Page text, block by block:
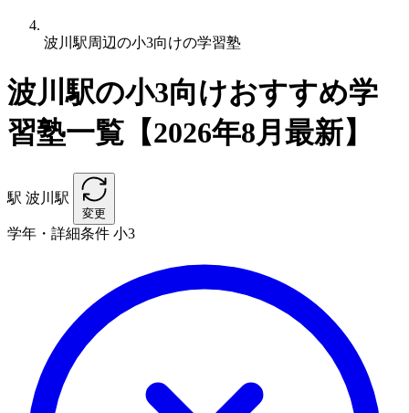
波川駅周辺の小3向けの学習塾
波川駅の小3向けおすすめ学
習塾一覧【2026年8月最新】
駅 波川駅
変更
学年・詳細条件 小3